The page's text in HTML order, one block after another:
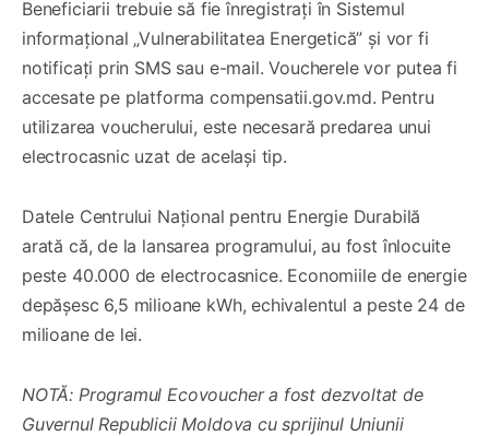
Beneficiarii trebuie să fie înregistrați în Sistemul
informațional „Vulnerabilitatea Energetică” și vor fi
notificați prin SMS sau e-mail. Voucherele vor putea fi
accesate pe platforma compensatii.gov.md. Pentru
utilizarea voucherului, este necesară predarea unui
electrocasnic uzat de același tip.
Datele Centrului Național pentru Energie Durabilă
arată că, de la lansarea programului, au fost înlocuite
peste 40.000 de electrocasnice. Economiile de energie
depășesc 6,5 milioane kWh, echivalentul a peste 24 de
milioane de lei.
NOTĂ: Programul Ecovoucher a fost dezvoltat de
Guvernul Republicii Moldova cu sprijinul Uniunii